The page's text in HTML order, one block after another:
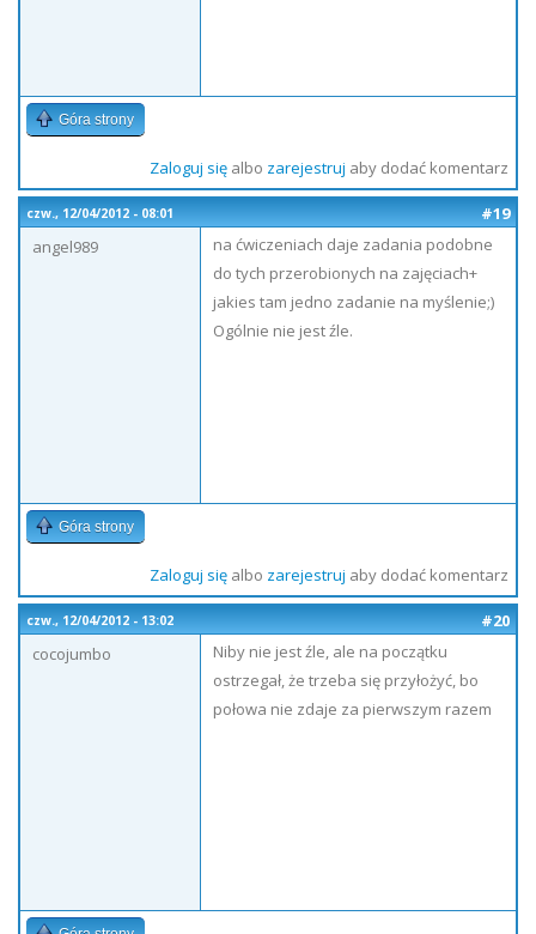
Góra strony
Zaloguj sięalbo zarejestruj aby dodać komentarz
czw., 12/04/2012 - 08:01
#19
angel989
na ćwiczeniach daje zadania podobne
do tych przerobionych na zajęciach+
jakies tam jedno zadanie na myślenie;)
Ogólnie nie jest źle.
Góra strony
Zaloguj sięalbo zarejestruj aby dodać komentarz
czw., 12/04/2012 - 13:02
#20
cocojumbo
Niby nie jest źle, ale na początku
ostrzegał, że trzeba się przyłożyć, bo
połowa nie zdaje za pierwszym razem